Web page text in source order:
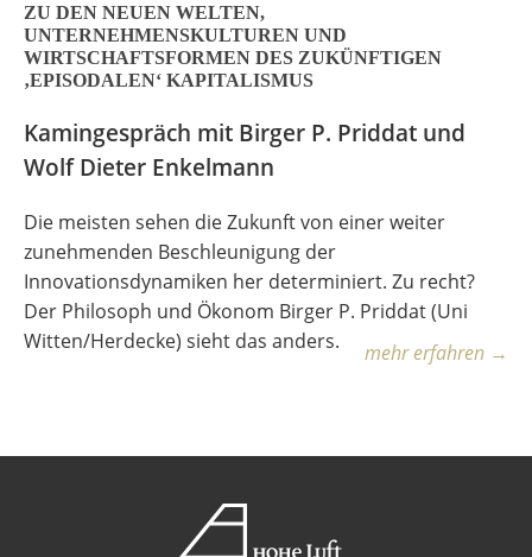
ZU DEN NEUEN WELTEN,
UNTERNEHMENSKULTUREN UND
WIRTSCHAFTSFORMEN DES ZUKÜNFTIGEN
‚EPISODALEN‘ KAPITALISMUS
Kamingespräch mit Birger P. Priddat und
Wolf Dieter Enkelmann
Die meisten sehen die Zukunft von einer weiter
zunehmenden Beschleunigung der
Innovationsdynamiken her determiniert. Zu recht?
Der Philosoph und Ökonom Birger P. Priddat (Uni
Witten/Herdecke) sieht das anders.
mehr erfahren →